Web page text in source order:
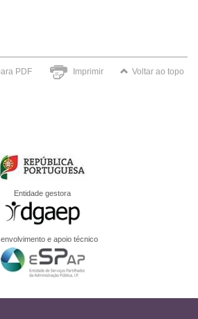
PDF Imprimir Voltar ao topo
Entidade gestora
e apoio técnico